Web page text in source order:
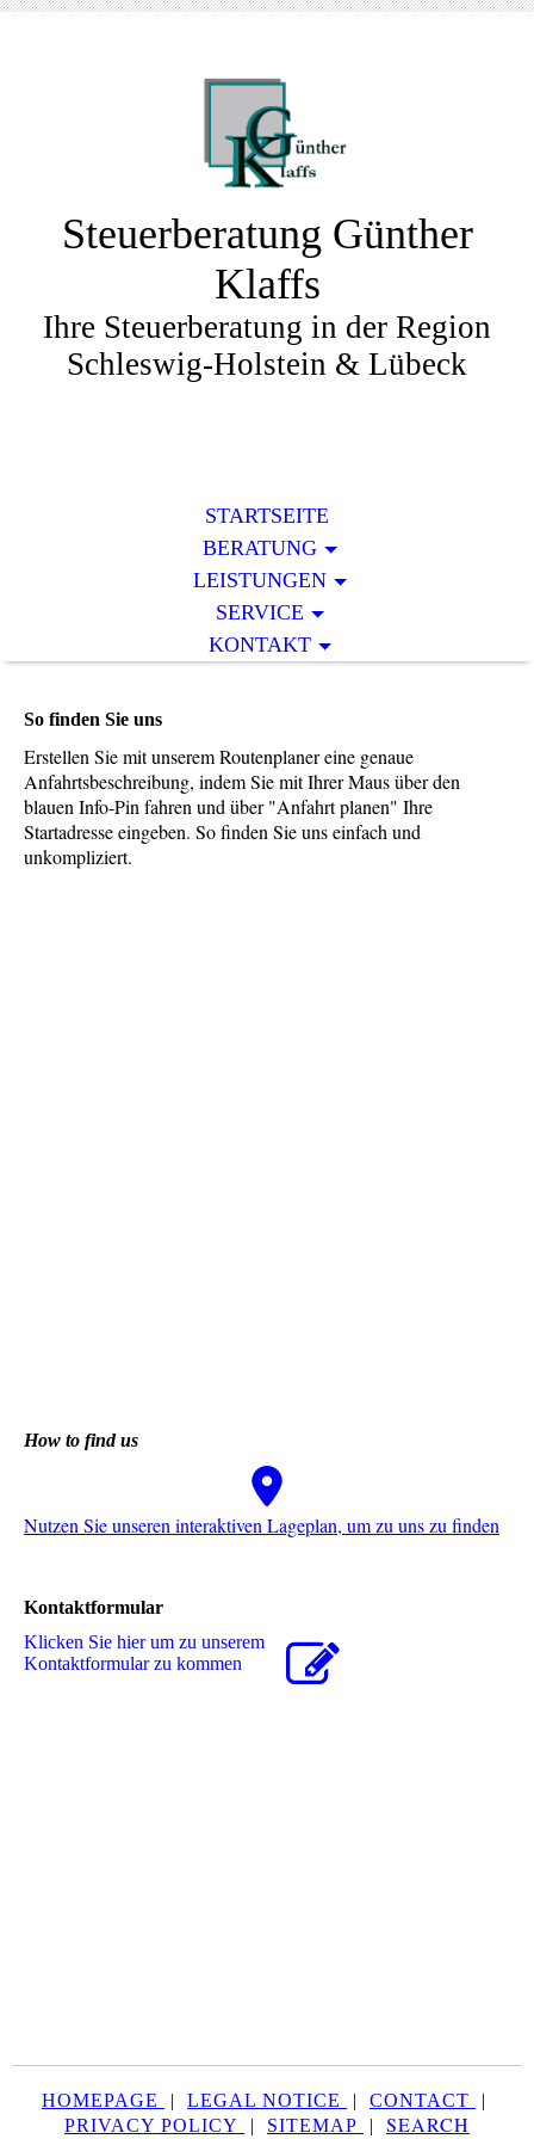
Steuerberatung Günther
Klaffs
Ihre Steuerberatung in der Region
Schleswig-Holstein & Lübeck
STARTSEITE
BERATUNG
LEISTUNGEN
SERVICE
KONTAKT
So finden Sie uns
Erstellen Sie mit unserem Routenplaner eine genaue
Anfahrtsbeschreibung, indem Sie mit Ihrer Maus über den
blauen Info-Pin fahren und über "Anfahrt planen" Ihre
Startadresse eingeben. So finden Sie uns einfach und
unkompliziert.
How to find us
Nutzen Sie unseren interaktiven La­ge­plan, um zu uns zu finden
Kontaktformular
Klicken Sie hier um zu unserem
Kon­takt­for­mu­lar zu kommen
HOMEPAGE | LEGAL NOTICE | CONTACT
|
PRIVACY POLICY
| SITEMAP | SEARCH